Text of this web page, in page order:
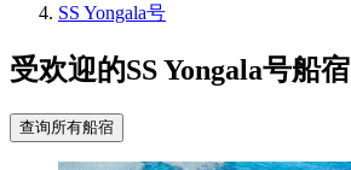
SS Yongala号
受欢迎的SS Yongala号船宿
查询所有船宿